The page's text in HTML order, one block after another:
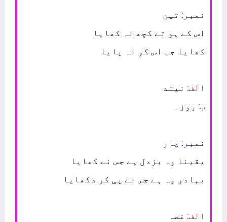
نمبر: تین
اس کے ہو تے کچھ نہ کھایا
کھایا جب اس کو نہ پایا
الف: نیند
ب: روزہ
نمبر: چار
یقینا وہ بزدل ہے جس نے کھایا
بہادر وہ ہے جس نے پی کر دکھایا
الف: غصہ